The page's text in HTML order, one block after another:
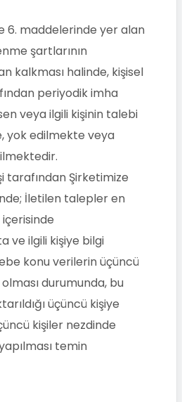
6. maddelerinde yer alan
şartlarının
kalkması halinde, kişisel
periyodik imha
veya ilgili kişinin talebi
yok edilmekte veya
tarafından Şirketimize
İletilen talepler en
ve ilgili kişiye bilgi
konu verilerin üçüncü
durumunda, bu
üçüncü kişiye
kişiler nezdinde
temin